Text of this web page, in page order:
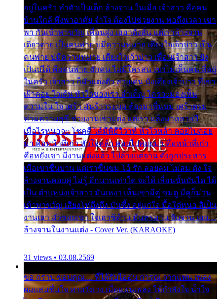
อยู่ในครัว ทำตัวเป็นเด็ก ล้างจาน ในเมื่อ เจ้าสาว คือคน
บ้านใกล้ พึ่งพาอาศัย จำใจ ต้องไปช่วยงาน พอถึงเวลา เขา
พา กันเข้าพาขวัญ เพื่อนฝูง เฮฮาดังลั่น แต่เราล้างจาน
เดียวดาย เป็นคนพ่าย บ่มีความหมาย เคียงใจเจ้าบ่าว เป็น
คนพ่าย บ่มีความหมาย เคียงใจเจ้าบ่าว เพื่อนเจ้าสาว ยัง
เป็นบ่ได้ คือคนพ่าย ฮักคน ไม่มีใครสน เขาไม่เห็นคน ที่อยู่
ในครัว เจ้าสาว ก็มัวแต่งตัว สวยเด่น นั่งเคียงเจ้าบ่าว ที่เขา
เฝ้าคอย ใจเต้น หัวใจของเรา ลำเค็ญ ใครจะมองเห็น
ความใน ใจ เศร้า มันร้าวระบม ต้องมาขื่นขม เศร้าตรม
ท่ามความสุขี ช่วยงานเขาแต่ง แต่เรา แล้งมาหลายปี
เมื่อไรหนอจะ โชคดี ได้มีพิธีวิวาห์ หัวใจหล้า คอยไปคอย
มา คือหน้าที่เก่า หัวใจหล้า คอยไปคอยมา คือหน้าที่เก่า
คือหยังเขา มีงานแต่งแล้ว ไปล้างแต่จาน ดั่งถูกประหาร
เมื่อเขาชื่นบาน แต่เราขื่นขม โอ้ รัก ลอยลม ไม่สม ดัง ใจ
ล้างจานคอยคู่ ไม่รู้ อีกนานเท่าใด จะได้ เลื่อนขั้นบันได ได้
เป็น ตำแหน่งเจ้าสาว มันเหงา เห็นเขามีคู่ ซมดู มีคู่ก็ม่วน
เข้าพาขวัญ เสียงโห่ตึงตึง มันซึ้ง อยู่แก่ใจ มื้อใด๋หนอ สิเป็น
งานเฮา มัวซอยเขา ใจเฮาซิด้าน มันทรมาน จับจาน เอย…
ล้างจานในงานแต่ง - Cover Ver. (KARAOKE)
31 views • 03.08.2569
ขอ กราบ ขอบคุณ.... ที่ได้รับไออุ่น การุณ จากแฟน เพลง
ผมแสนชื่นใจ หายวังเวง เมื่อแฟนเพลง ให้กำลังใจ น้ำใจ